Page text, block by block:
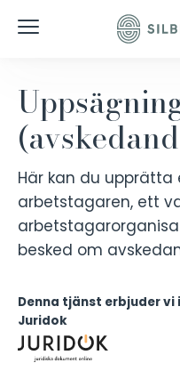
Här kan du
arbetstagaren, ett
besked om
Denna tjänst erbjuder
Juridok